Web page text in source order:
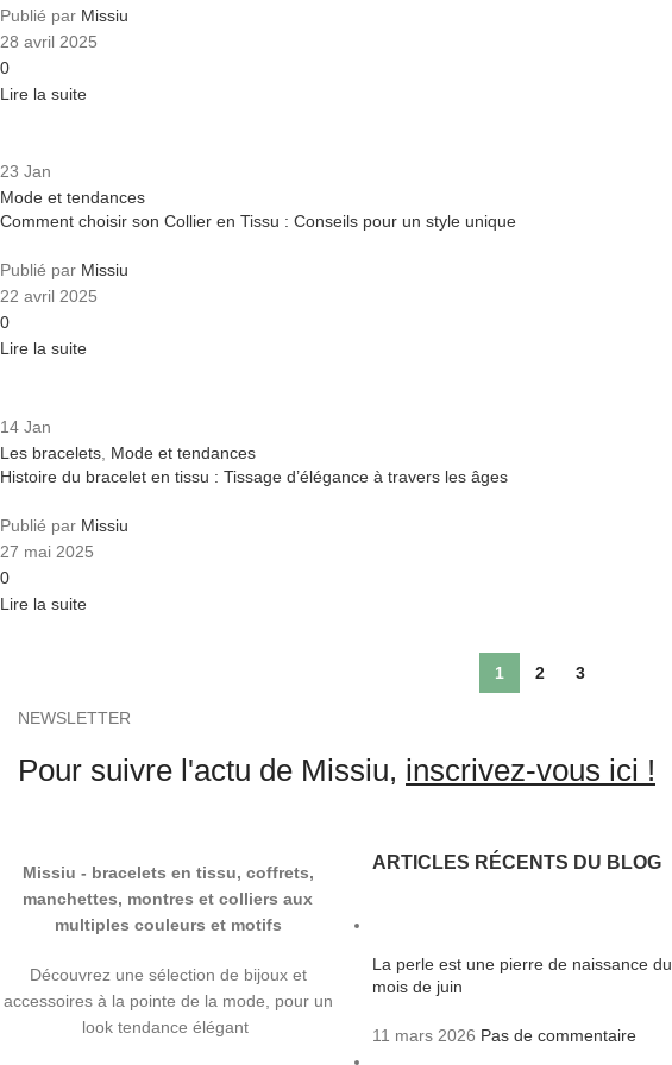
Publié par Missiu
28 avril 2025
0
Lire la suite
23 Jan
Mode et tendances
Comment choisir son Collier en Tissu : Conseils pour un style unique
Publié par Missiu
22 avril 2025
0
Lire la suite
14 Jan
Les bracelets Mode et tendances
Histoire du bracelet en tissu : Tissage d’élégance à travers les âges
Publié par Missiu
27 mai 2025
0
Lire la suite
1 2 3
NEWSLETTER
Pour suivre l'actu de Missiu, inscrivez-vous ici !
Missiu - bracelets en tissu, coffrets,
manchettes, montres et colliers aux
multiples couleurs et motifs
Découvrez une sélection de bijoux et
accessoires à la pointe de la mode, pour un
look tendance élégant
ARTICLES RÉCENTS DU BLOG
La perle est une pierre de naissance du
mois de juin
11 mars 2026 Pas de commentaire